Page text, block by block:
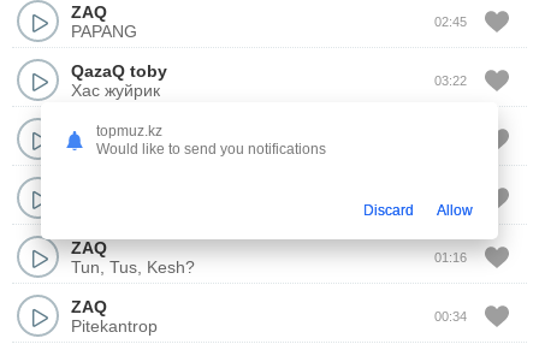
ZAQ
PAPANG
02:45
QazaQ toby
Хас жуйрик
03:22
ZAQ
Scenario
ZAQ
Tun, Tus, Kesh?
01:16
ZAQ
Pitekantrop
00:34
topmuz.kz
Would like to send you notifications
Discard Allow